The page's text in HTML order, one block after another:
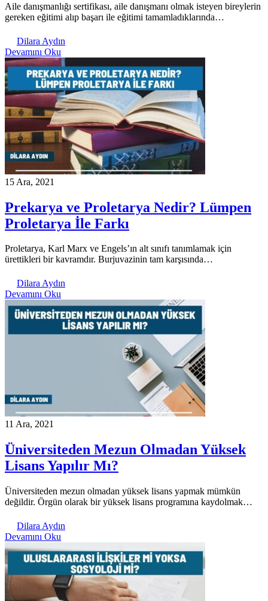
Aile danışmanlığı sertifikası, aile danışmanı olmak isteyen bireylerin
gereken eğitimi alıp başarı ile eğitimi tamamladıklarında…
Dilara Aydın
Devamını Oku
15 Ara, 2021
Prekarya ve Proletarya Nedir? Lümpen
Proletarya İle Farkı
Proletarya, Karl Marx ve Engels’ın alt sınıfı tanımlamak için
ürettikleri bir kavramdır. Burjuvazinin tam karşısında…
Dilara Aydın
Devamını Oku
11 Ara, 2021
Üniversiteden Mezun Olmadan Yüksek
Lisans Yapılır Mı?
Üniversiteden mezun olmadan yüksek lisans yapmak mümkün
değildir. Örgün olarak bir yüksek lisans programına kaydolmak…
Dilara Aydın
Devamını Oku